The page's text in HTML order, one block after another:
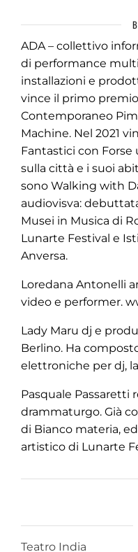
ADA – collettivo
di performance
installazioni e
vince il primo
Contemporaneo
Machine. Nel 2021
Fantastici con
sulla città e i suoi
sono Walking with
audiovisva:
Musei in Musica di
Lunarte Festival e
Anversa.
Loredana Antonelli
video e performer.
Lady Maru dj e
Berlino. Ha
elettroniche per dj,
Pasquale Passaretti
drammaturgo. Già
di Bianco materia,
artistico di Lunarte
Teatro India